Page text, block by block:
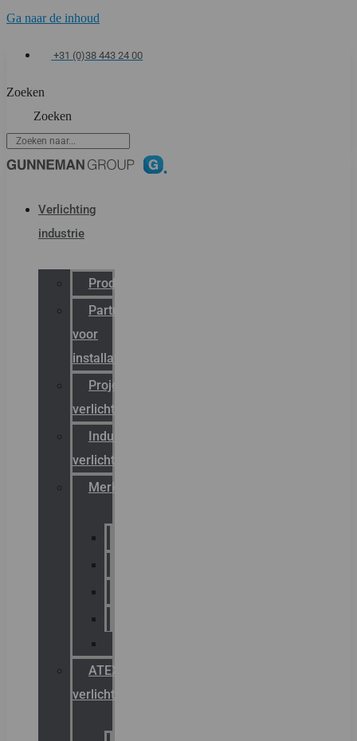
Ga naar de inhoud
+31 (0)38 443 24 00
Zoeken
Zoeken
Verlichting
industrie
Productcatalogus
Partner
voor
installateurs
Projectreferenties
verlichting
Industriële
verlichting
Merken
ATEX
verlichting